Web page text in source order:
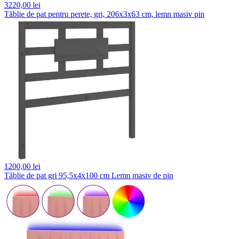
3220,00 lei
Tăblie de pat pentru perete, gri, 206x3x63 cm, lemn masiv pin
1200,00 lei
Tăblie de pat gri 95,5x4x100 cm Lemn masiv de pin